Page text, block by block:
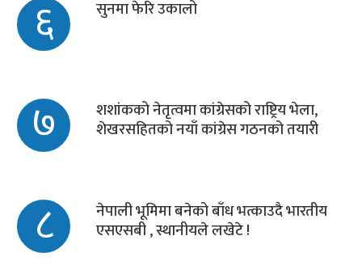
६ सुनमा फेरि उकालो
७ शशांकको नेतृत्वमा कांग्रेसको राष्ट्रिय भेला,
शेखरसहितको नयाँ कांग्रेस गठनको तयारी
८ नेपाली भूमिमा बनेको बाँध भत्काउदै भारतीय
एसएसबी , स्थानीयले लखेटे !